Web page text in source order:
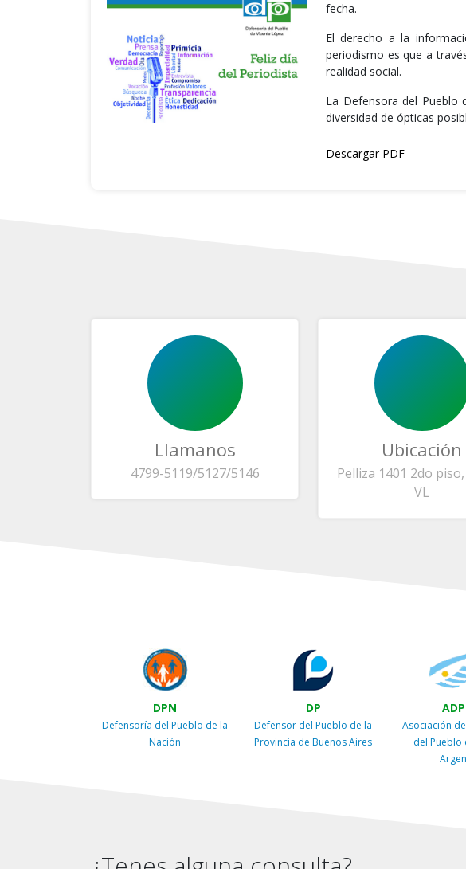
fecha.
El derecho a la
periodismo es que a
realidad social.
La Defensora del Pueblo
diversidad de ópticas
Descargar PDF
Llamanos
4799-5119/5127/5146
Ubicación
Pelliza 1401 2do
VL
DPN
Defensoría del Pueblo de la
Nación
DP
Defensor del Pueblo de la
Provincia de Buenos Aires
Asociación
del Pueblo